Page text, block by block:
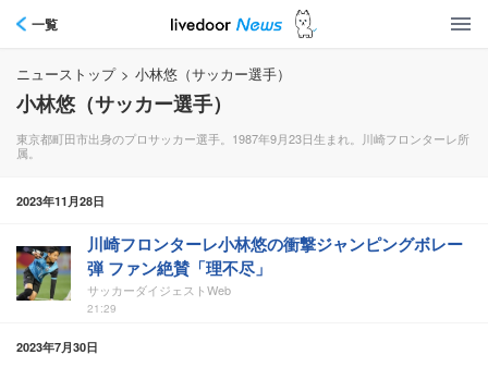
一覧
ニューストップ > 小林悠（サッカー選手）
小林悠（サッカー選手）
東京都町田市出身のプロサッカー選手。1987年9月23日生まれ。川崎フロンターレ所
属。
2023年11月28日
川崎フロンターレ小林悠の衝撃ジャンピングボレー
弾 ファン絶賛「理不尽」
サッカーダイジェストWeb
21:29
2023年7月30日